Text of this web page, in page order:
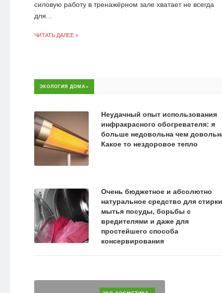
силовую работу в тренажёрном зале хватает не всегда
для...
ЧИТАТЬ ДАЛЕЕ »
ЭКОЛОГИЯ ДОМА»
Неудачный опыт использования
инфракрасного обогревателя: я
больше недовольна чем
Какое то нездоровое тепло
Очень бюджетное и абсолютно
натуральное средство для
мытья посуды, борьбы с
вредителями и даже для
простейшего способа
консервирования